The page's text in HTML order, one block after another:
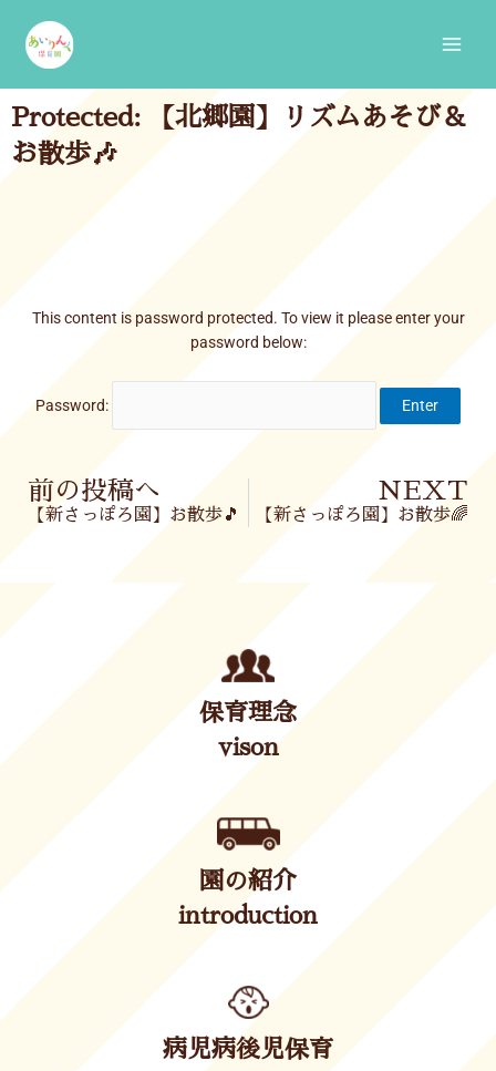
content
Protected: 【北郷園】リズムあそび＆
お散歩🎶
This content is password protected. To view it please enter your
password below:
Password:
Prev
前の投稿へ
【新さっぽろ園】お散歩🎵
NEXT
【新さっぽろ園】お散歩🌈
保育理念
vison
園の紹介
introduction
病児病後児保育